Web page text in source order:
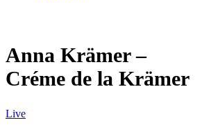
Anna Krämer –
Créme de la Krämer
Live